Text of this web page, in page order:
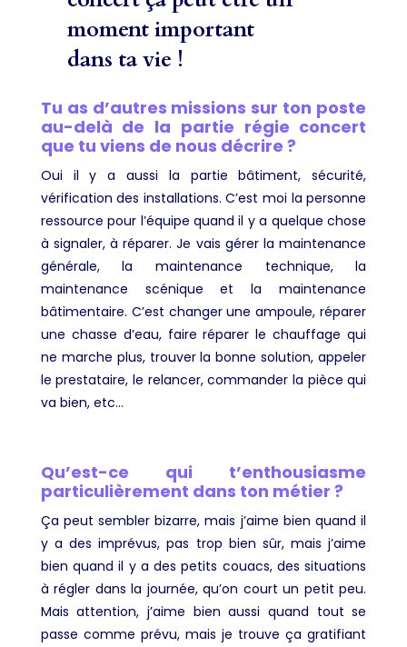
moment important
dans ta vie !
Tu as d’autres missions sur ton poste
au-delà de la partie régie concert
que tu viens de nous décrire ?
Oui il y a aussi la partie bâtiment, sécurité,
vérification des installations. C’est moi la personne
ressource pour l’équipe quand il y a quelque chose
à signaler, à réparer. Je vais gérer la maintenance
générale, la maintenance technique, la
maintenance scénique et la maintenance
bâtimentaire. C’est changer une ampoule, réparer
une chasse d’eau, faire réparer le chauffage qui
ne marche plus, trouver la bonne solution, appeler
le prestataire, le relancer, commander la pièce qui
va bien, etc…
Qu’est-ce qui t’enthousiasme
particulièrement dans ton métier ?
Ça peut sembler bizarre, mais j’aime bien quand il
y a des imprévus, pas trop bien sûr, mais j’aime
bien quand il y a des petits couacs, des situations
à régler dans la journée, qu’on court un petit peu.
Mais attention, j’aime bien aussi quand tout se
passe comme prévu, mais je trouve ça gratifiant